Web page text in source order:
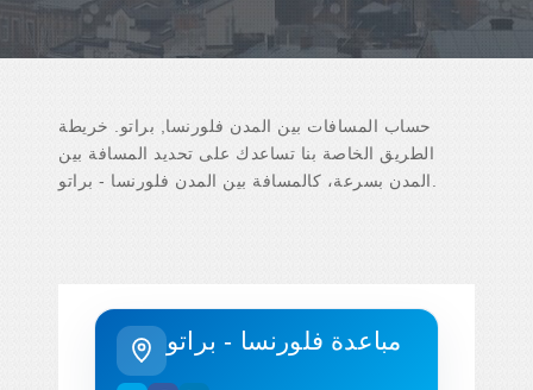
حساب المسافات بين المدن فلورنسا, براتو. خريطة
الطريق الخاصة بنا تساعدك على تحديد المسافة بين
مباعدة فلورنسا - براتو